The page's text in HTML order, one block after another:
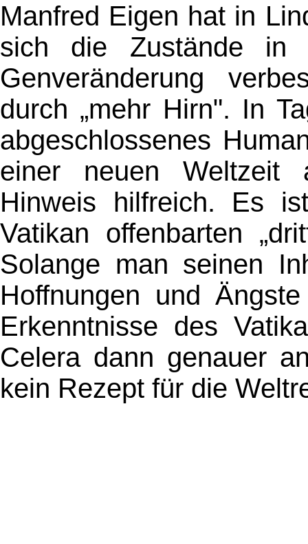
Manfred Eigen hat in
sich die Zustände in
Genveränderung
durch „mehr Hirn". In
abgeschlossenes
einer neuen Weltzeit
Hinweis hilfreich. Es
Vatikan offenbarten
Solange man seinen
Hoffnungen und
Erkenntnisse des
Celera dann genauer
kein Rezept für die